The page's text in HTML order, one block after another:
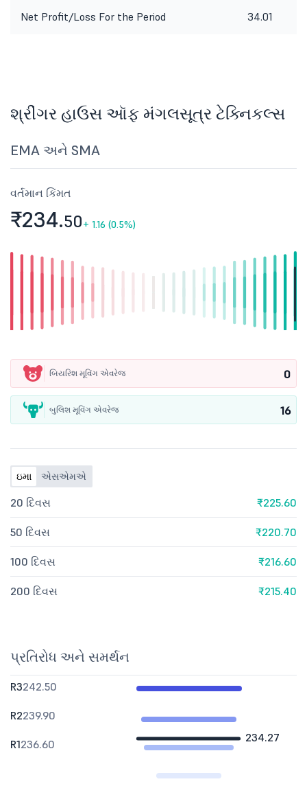
Net Profit/Loss For the Period 34.01
શ્રીંગર હાઉસ ઑફ મંગલસૂત્ર ટેક્નિકલ્સ
EMA અને SMA
વર્તમાન કિંમત
₹234.50+ 1.16 (0.5%)
બિયરિશ મૂવિંગ એવરેજ 0
બુલિશ મૂવિંગ એવરેજ 16
ઇમા એસએમએ
20 દિવસ ₹225.60
50 દિવસ ₹220.70
100 દિવસ ₹216.60
200 દિવસ ₹215.40
પ્રતિરોધ અને સમર્થન
234.27
R3242.50
R2239.90
R1236.60